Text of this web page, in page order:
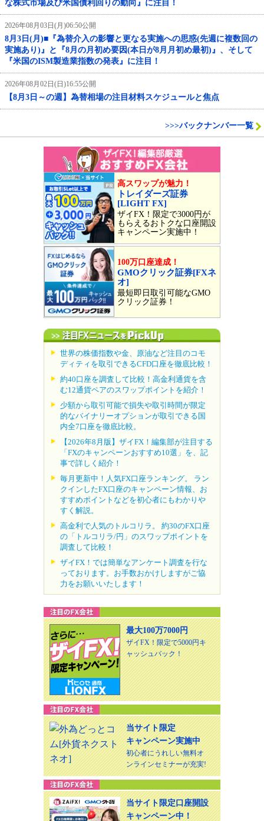
な株式市場及び米国債利回りの動向』に注目！
2026年08月03日(月)06:50公開
8月3日(月)■『為替介入の影響と更なる実施への思惑(先週に複数回の
実施あり)』と『8月の月初め要因(本日が8月月初め最初)』、そして
『米国のISM製造業指数の発表』に注目！
2026年08月02日(日)16:55公開
【8月3日～の週】為替相場の注目材料スケジュールと焦点
>>>バックナンバー一覧
高スワップが魅力！
トレイダーズ証券
[LIGHT FX]
ザイFX！限定で3000円が
もらえるおトクな口座開設
キャンペーン実施中！
100万口座達成！
GMOクリック証券[FXネ
オ]
最短即日取引可能なGMO
クリック証券！
世界の株価指数や金、原油など注目のコモ
ディティを取引できるCFD口座を徹底比較！
約40口座を調査して比較！高金利通貨を含
む12通貨ペアのスワップポイントを紹介！
少額から取引可能で損失や取引時間が限定
的なバイナリーオプションが取引できる国
内全7口座を徹底比較。
【2026年8月版】ザイFX！編集部が注目する
「FXのキャンペーンおすすめ10選」を、記
事で詳しく紹介！
毎月更新中！人気FX口座ランキング。 ラン
クインしたFX口座のキャンペーン情報、お
すすめポイントなどを初心者にもわかりや
すく解説。
高金利で人気のトルコリラ。 約30のFX口座
の「トルコリラ/円」のスワップポイントを
調査して比較！
ザイFX！では簡単なアンケート調査を行な
っております。お手数おかけしますがご協
力をお願いいたします！
最大100万7000円
ザイFX！限定で5000円キ
ャッシュバック！
当サイト限定
キャンペーン実施中
初心者にうれしい無料オ
ンラインセミナーが充実!
当サイト限定口座開設
キャンペーン中！